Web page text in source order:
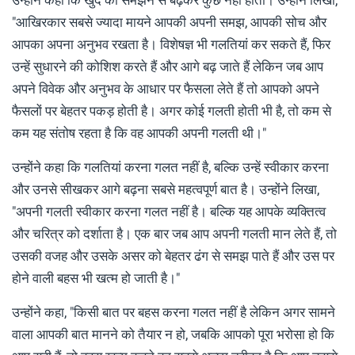
"आखिरकार सबसे ज्यादा मायने आपकी अपनी समझ, आपकी सोच और
आपका अपना अनुभव रखता है। विशेषज्ञ भी गलतियां कर सकते हैं, फिर
उन्हें सुधारने की कोशिश करते हैं और आगे बढ़ जाते हैं लेकिन जब आप
अपने विवेक और अनुभव के आधार पर फैसला लेते हैं तो आपको अपने
फैसलों पर बेहतर पकड़ होती है। अगर कोई गलती होती भी है, तो कम से
कम यह संतोष रहता है कि वह आपकी अपनी गलती थी।"
उन्होंने कहा कि गलतियां करना गलत नहीं है, बल्कि उन्हें स्वीकार करना
और उनसे सीखकर आगे बढ़ना सबसे महत्वपूर्ण बात है। उन्होंने लिखा,
"अपनी गलती स्वीकार करना गलत नहीं है। बल्कि यह आपके व्यक्तित्व
और चरित्र को दर्शाता है। एक बार जब आप अपनी गलती मान लेते हैं, तो
उसकी वजह और उसके असर को बेहतर ढंग से समझ पाते हैं और उस पर
होने वाली बहस भी खत्म हो जाती है।"
उन्होंने कहा, "किसी बात पर बहस करना गलत नहीं है लेकिन अगर सामने
वाला आपकी बात मानने को तैयार न हो, जबकि आपको पूरा भरोसा हो कि